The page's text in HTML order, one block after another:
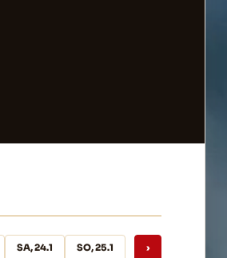
SA, 24.1 SO, 25.1 ›